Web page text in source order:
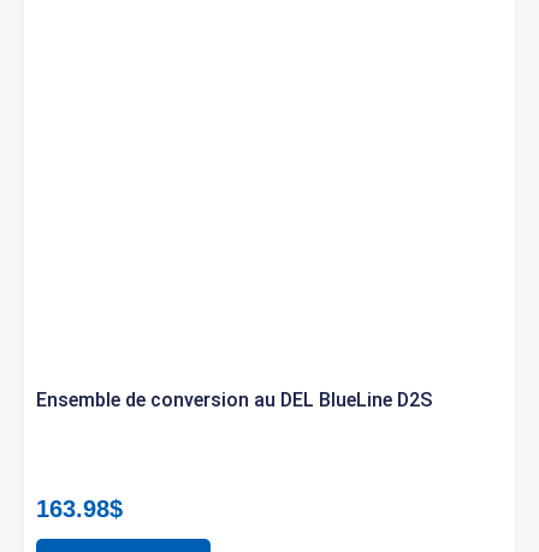
Ensemble de conversion au DEL BlueLine D2S
163.98$